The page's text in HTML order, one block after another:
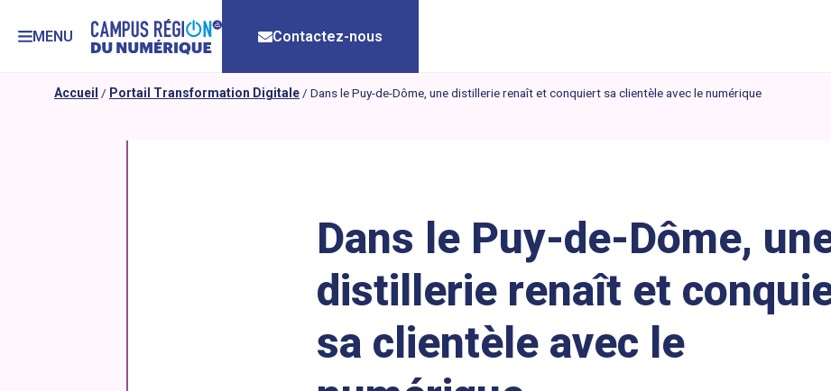
MENU Contactez-nous
Accueil / Portail Transformation Digitale / Dans le Puy-de-Dôme, une distillerie renaît et conquiert sa clientèle avec le numérique
Dans le Puy-de-Dôme,
distillerie renaît et
sa clientèle avec le